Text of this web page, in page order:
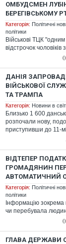
ОМБУДСМЕН
БЕРЕГІВСЬКОМУ
Категорія: Політичні
політики
Військові ТЦК
відстрочок чоловіків
ДАНІЯ
ВІЙСЬКОВОЇ
ТА ТРАМПА
Категорія: Новини в
Близько 1 600
розпочали нову,
приступивши до 11-
ВІДТЕПЕР
ГРОМАДЯНИН
АВТОМАТИЧНИЙ
Категорія: Політичні
політики
Інформацію зокрема
чи перебувала
ГЛАВА ДЕРЖАВИ